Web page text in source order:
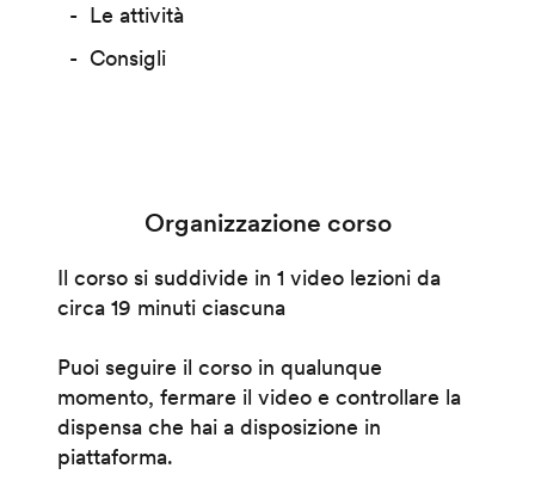
Le attività
Consigli
Organizzazione corso
Il corso si suddivide in 1 video lezioni da
circa 19 minuti ciascuna
Puoi seguire il corso in qualunque
momento, fermare il video e controllare la
dispensa che hai a disposizione in
piattaforma.